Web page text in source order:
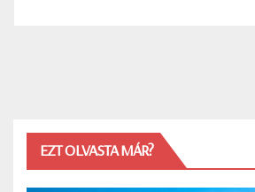
EZT OLVASTA MÁR?